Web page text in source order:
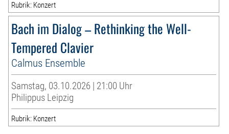
Rubrik: Konzert
Bach im Dialog – Rethinking the Well-
Tempered Clavier
Calmus Ensemble
Samstag, 03.10.2026 | 21:00 Uhr
Philippus Leipzig
Rubrik: Konzert